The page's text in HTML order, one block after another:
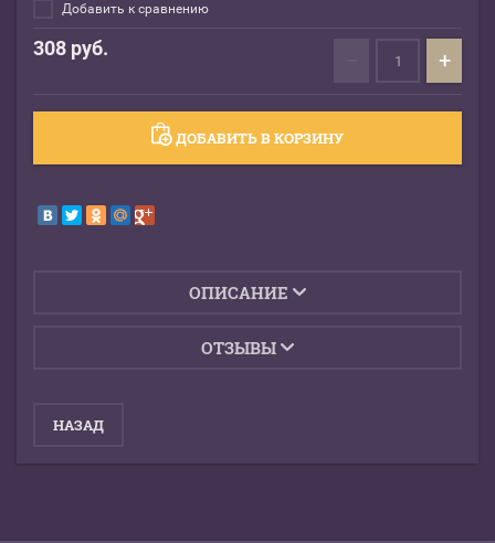
Добавить к сравнению
308 руб. +
ДОБАВИТЬ В КОРЗИНУ
ОПИСАНИЕ
ОТЗЫВЫ
НАЗАД